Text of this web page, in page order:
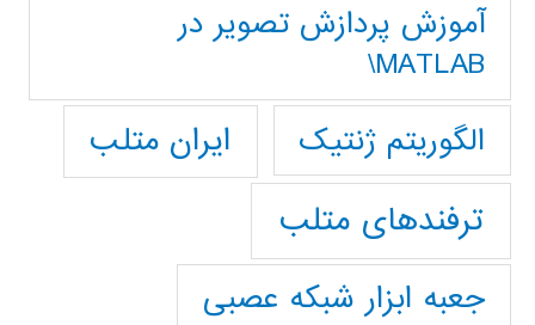
آموزش پردازش تصوير در
MATLAB\
الگوریتم ژنتیک
ایران متلب
ترفندهای متلب
جعبه ابزار شبکه عصبی